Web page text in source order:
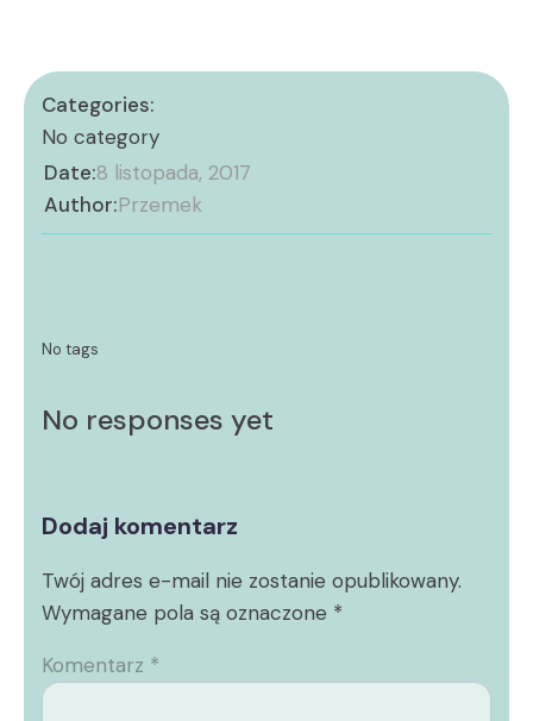
Categories:
No category
Date:8 listopada, 2017
Author:Przemek
No tags
No responses yet
Dodaj komentarz
Twój adres e-mail nie zostanie opublikowany.
Wymagane pola są oznaczone *
Komentarz *